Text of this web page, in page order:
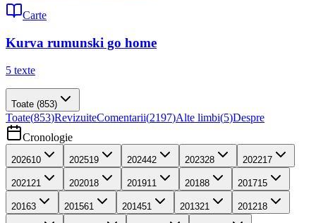
Carte
Kurva rumunski go home
5 texte
Toate (853)
Toate(853)RevizuiteComentarii(2197)Alte limbi(5)Despre
Cronologie
202610 202519 202442 202328 202217
2021 21 202018 201911 20188 201715
20163 201561 201451 201321 201218